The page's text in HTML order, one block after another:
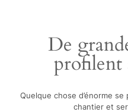
De
profilent
Quelque chose d’énorme
chantier et